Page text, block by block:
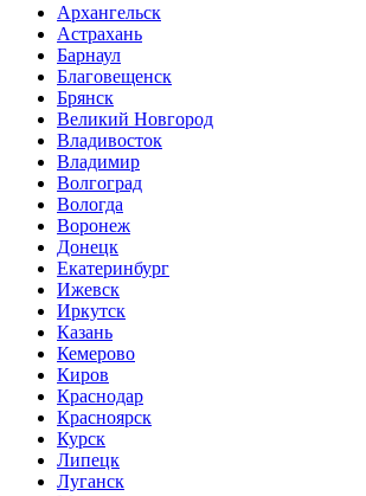
Архангельск
Астрахань
Барнаул
Благовещенск
Брянск
Великий Новгород
Владивосток
Владимир
Волгоград
Вологда
Воронеж
Донецк
Екатеринбург
Ижевск
Иркутск
Казань
Кемерово
Киров
Краснодар
Красноярск
Курск
Липецк
Луганск